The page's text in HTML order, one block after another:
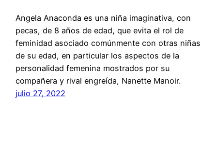
Angela Anaconda es una niña imaginativa, con
pecas, de 8 años de edad, que evita el rol de
feminidad asociado comúnmente con otras niñas
de su edad, en particular los aspectos de la
personalidad femenina mostrados por su
compañera y rival engreída, Nanette Manoir.
julio 27, 2022